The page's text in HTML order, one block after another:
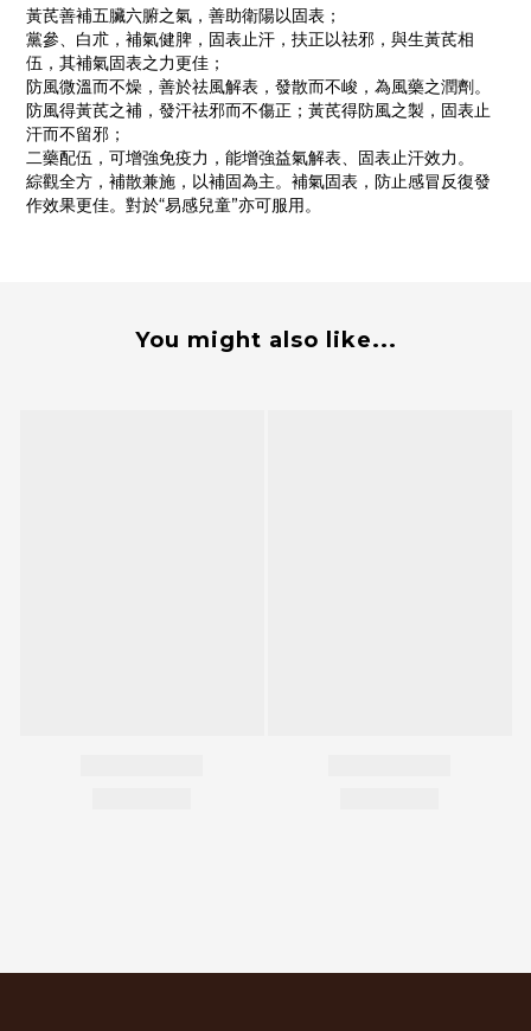
黃芪善補五臟六腑之氣，善助衛陽以固表；
黨參、白朮，補氣健脾，固表止汗，扶正以祛邪，與生黃芪相
伍，其補氣固表之力更佳；
防風微溫而不燥，善於祛風解表，發散而不峻，為風藥之潤劑。
防風得黃芪之補，發汗祛邪而不傷正；黃芪得防風之製，固表止
汗而不留邪；
二藥配伍，可增強免疫力，能增強益氣解表、固表止汗效力。
綜觀全方，補散兼施，以補固為主。補氣固表，防止感冒反復發
作效果更佳。對於“易感兒童”亦可服用。
You might also like...